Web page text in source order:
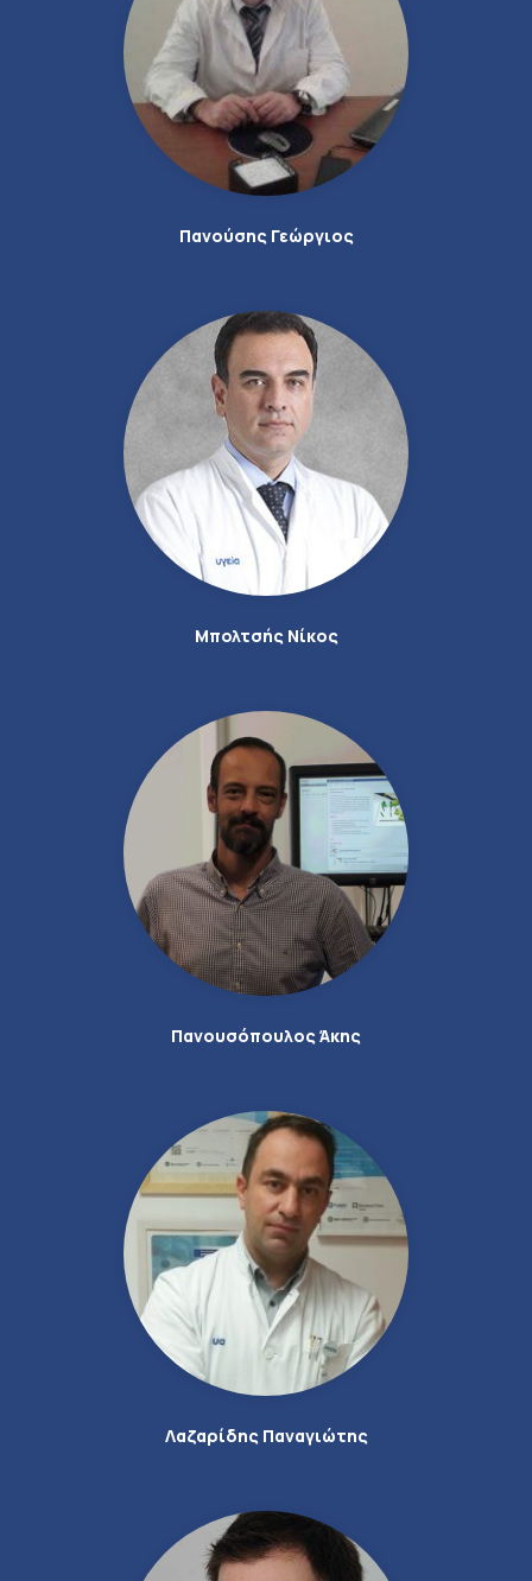
Πανούσης Γεώργιος
Μπολτσής Νίκος
Πανουσόπουλος Άκης
Λαζαρίδης Παναγιώτης